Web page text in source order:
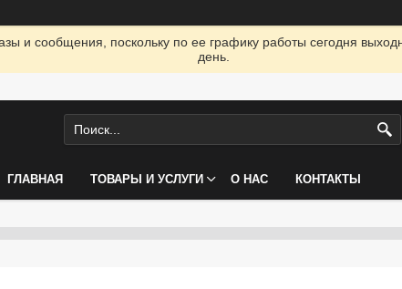
и сообщения, поскольку по ее графику работы сегодня
день.
ГЛАВНАЯ ТОВАРЫ И УСЛУГИ О НАС КОНТАКТЫ